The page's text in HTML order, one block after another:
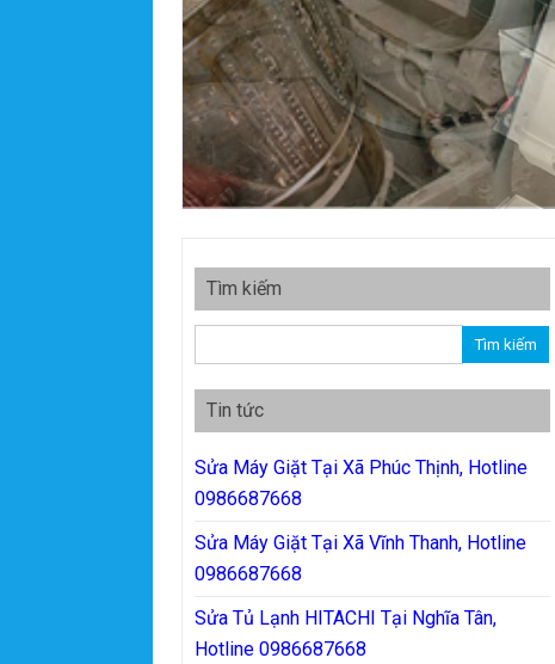
Tìm kiếm
Tin tức
Sửa Máy Giặt Tại Xã Phúc Thịnh, Hotline
0986687668
Sửa Máy Giặt Tại Xã Vĩnh Thanh, Hotline
0986687668
Sửa Tủ Lạnh HITACHI Tại Nghĩa Tân,
Hotline 0986687668